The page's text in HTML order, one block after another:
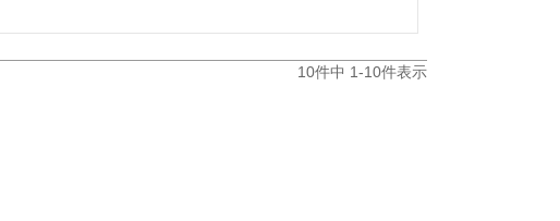
10件中 1-10件表示